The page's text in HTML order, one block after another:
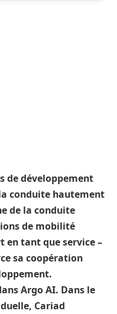
de développement
conduite hautement
de la conduite
de mobilité
tant que service –
sa coopération
Argo AI. Dans le
Cariad